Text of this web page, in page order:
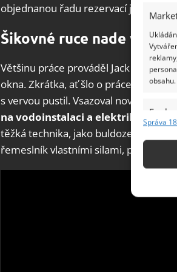
obsahu.
Funkce
Správa
objednanou řadu rezervací ještě
Šikovné ruce nade
Většinu práce prováděl Jack sám.
okna. Zkrátka, ať šlo o práce
s vervou pustil. Vsazoval nová okna,
na vodoinstalaci a elektrikářské
těžká technika, jako buldozer a
řemeslník vlastními silami, případně